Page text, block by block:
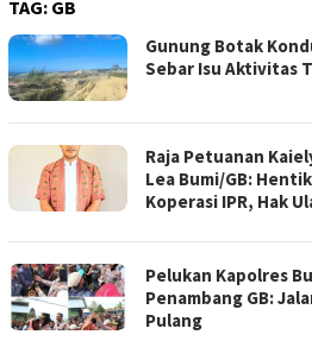
TAG: GB
Gunung Botak
Sebar Isu Aktivitas
Raja Petuanan
Lea Bumi/GB:
Koperasi IPR, Hak
Pelukan Kapolres
Penambang GB:
Pulang